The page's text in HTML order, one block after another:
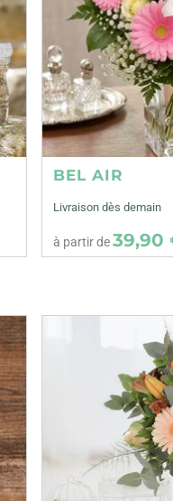
BEL AIR
Livraison dès demain
à partir de39,90